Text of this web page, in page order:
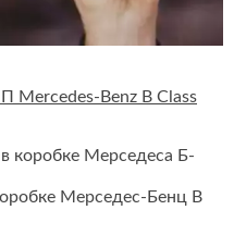
Mercedes-Benz B Class
коробке Мерседеса Б-
Мерседес-Бенц B